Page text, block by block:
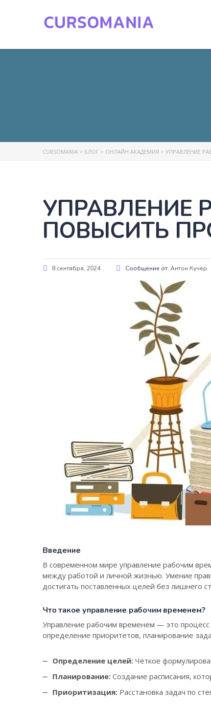
CURSOMANIA > БЛОГ > ОНЛАЙН АКАДЕМИЯ > УПРАВЛЕНИЕ
УПРАВЛЕНИЕ
ПОВЫСИТЬ
8 сентября, 2024 Сообщение от: Антон Кучер
Введение
В современном мире управление рабочим
между работой и личной жизнью. Умение
достигать поставленных целей без лишнего
Что такое управление рабочим временем?
Управление рабочим временем — это процесс
определение приоритетов, планирование
Определение целей: Чёткое
Планирование: Создание расписания,
Приоритизация: Расстановка задач по